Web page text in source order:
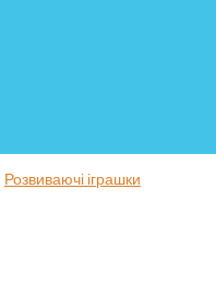
Розвиваючі іграшки